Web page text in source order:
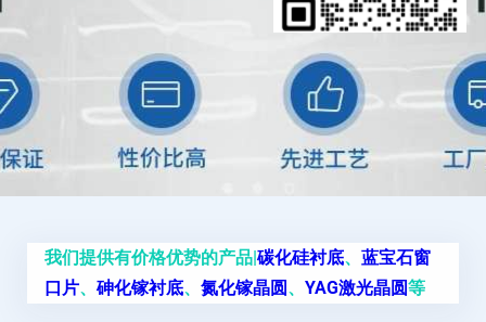
我们提供有价格优势的产品|碳化硅衬底、 蓝宝石窗
口片、 砷化镓衬底、 氮化镓晶圆、 YAG激光晶圆等